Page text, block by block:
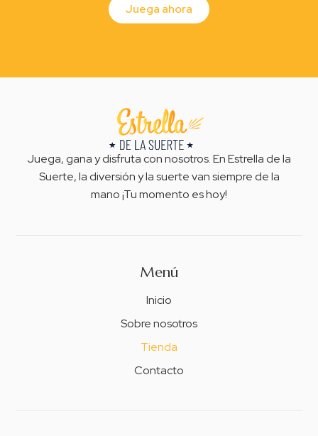
Juega ahora
Juega, gana y disfruta con nosotros. En Estrella de la
Suerte, la diversión y la suerte van siempre de la
mano ¡Tu momento es hoy!
Menú
Inicio
Sobre nosotros
Tienda
Contacto